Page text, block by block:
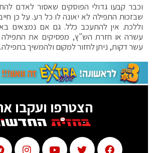
וכבר קבעו גדולי הפוסקים שאסור לאדם
שבזכות התפילה לא יאונה לו כל רע. על כן
וללכת. אין להתעכב כלל. גם אם נמצאים
עשרה או חזרת הש"ץ, מפסיקים את התפילה
עשר דקות, ניתן לחזור למקום ולהמשיך בתפילה.
הצטרפו ועקבו